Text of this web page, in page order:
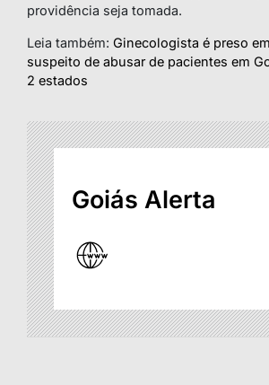
providência seja tomada.
Leia também: Ginecologista é preso
suspeito de abusar de pacientes em
2 estados
Goiás Alerta